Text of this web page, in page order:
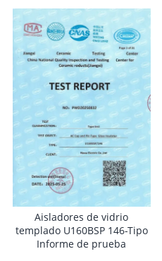
Aisladores de vidrio
templado U160BSP 146-Tipo
Informe de prueba